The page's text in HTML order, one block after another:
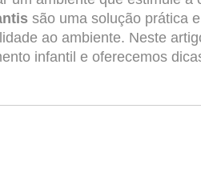
são uma solução prática
ao ambiente. Neste
infantil e oferecemos